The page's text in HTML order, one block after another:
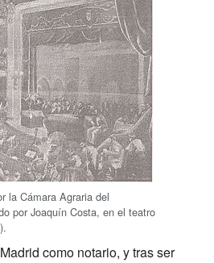
la Cámara Agraria del
por Joaquín Costa, en el teatro
como notario, y tras ser